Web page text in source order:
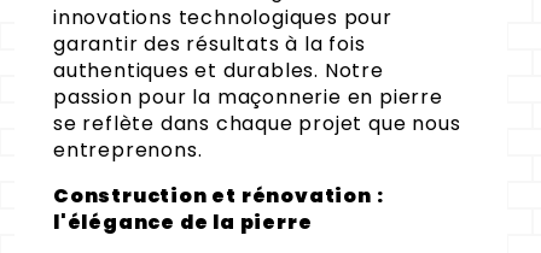
innovations technologiques pour
garantir des résultats à la fois
authentiques et durables. Notre
passion pour la maçonnerie en pierre
se reflète dans chaque projet que nous
entreprenons.
Construction et rénovation :
l'élégance de la pierre